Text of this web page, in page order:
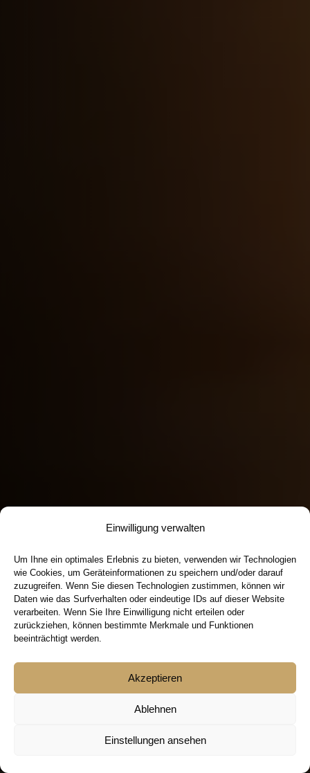
Einwilligung verwalten
Um Ihne ein optimales Erlebnis zu bieten, verwenden wir Technologien
wie Cookies, um Geräteinformationen zu speichern und/oder darauf
zuzugreifen. Wenn Sie diesen Technologien zustimmen, können wir
Daten wie das Surfverhalten oder eindeutige IDs auf dieser Website
verarbeiten. Wenn Sie Ihre Einwilligung nicht erteilen oder
zurückziehen, können bestimmte Merkmale und Funktionen
beeinträchtigt werden.
Akzeptieren
Ablehnen
Einstellungen ansehen